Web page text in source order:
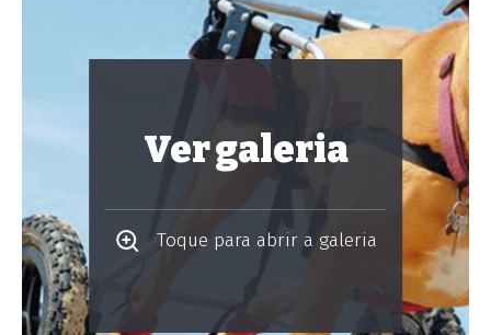
Ver galeria
Toque para abrir a galeria